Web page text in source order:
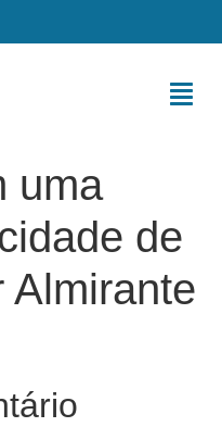
uma
de
Almirante